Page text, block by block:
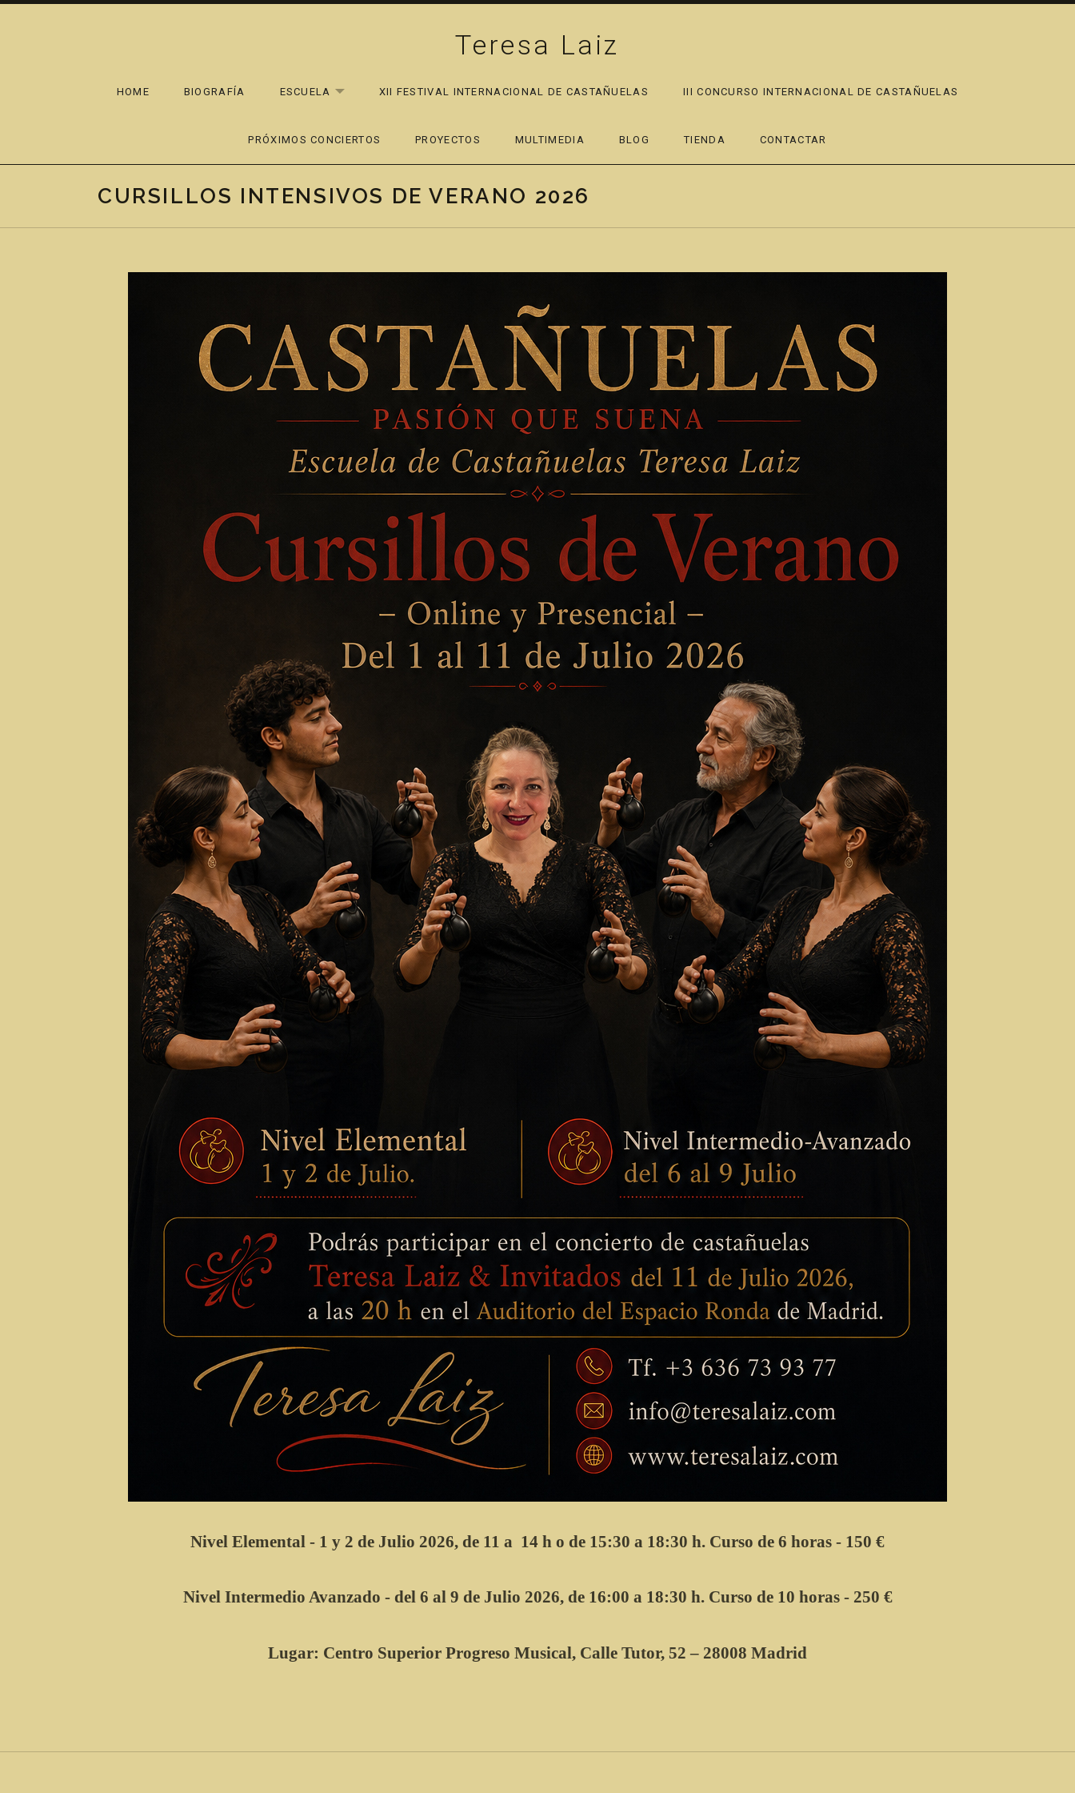
Teresa Laiz
HOME BIOGRAFÍA ESCUELA EXPAND SUBMENU
XII FESTIVAL INTERNACIONAL DE CASTAÑUELAS III CONCURSO INTERNACIONAL DE CASTAÑUELAS
PRÓXIMOS CONCIERTOS PROYECTOS MULTIMEDIA BLOG TIENDA CONTACTAR
CURSILLOS INTENSIVOS DE VERANO 2026
Nivel Elemental - 1 y 2 de Julio 2026, de 11 a  14 h o de 15:30 a 18:30 h. Curso de 6 horas - 150 €
Nivel Intermedio Avanzado - del 6 al 9 de Julio 2026, de 16:00 a 18:30 h. Curso de 10 horas - 250 €
Lugar: Centro Superior Progreso Musical, Calle Tutor, 52 – 28008 Madrid